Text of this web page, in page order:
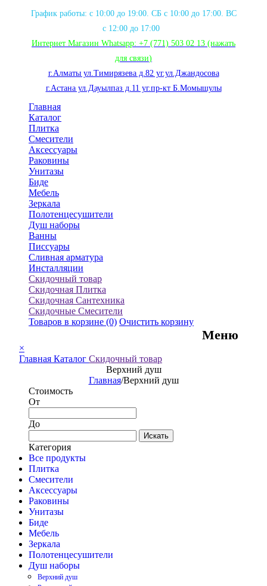
График работы: с 10:00 до 19:00. СБ с 10:00 до 17:00. ВС
с 12:00 до 17:00
Интернет Магазин Whatsapp: +7 (771) 503 02 13 (нажать
для связи)
г.Алматы ул.Тимирязева д.82 уг.ул.Джандосова
г.Астана ул.Дауылпаз д.11 уг.пр-кт Б.Момышулы
Главная
Каталог
Плитка
Смесители
Аксессуары
Раковины
Унитазы
Биде
Мебель
Зеркала
Полотенцесушители
Душ наборы
Ванны
Писсуары
Сливная арматура
Инсталляции
Скидочный товар
Скидочная Плитка
Скидочная Сантехника
Скидочные Смесители
Товаров в корзине (0) Очистить корзину
Меню
×
Главная Каталог Скидочный товар
Верхний душ
Главная/Верхний душ
Стоимость
От
До
Искать
Категория
Все продукты
Плитка
Смесители
Аксессуары
Раковины
Унитазы
Биде
Мебель
Зеркала
Полотенцесушители
Душ наборы
Верхний душ